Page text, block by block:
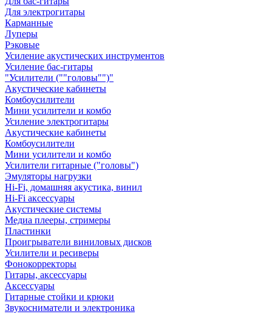
Для электрогитары
Карманные
Луперы
Рэковые
Усиление акустических инструментов
Усиление бас-гитары
"Усилители (""головы"")"
Акустические кабинеты
Комбоусилители
Мини усилители и комбо
Усиление электрогитары
Акустические кабинеты
Комбоусилители
Мини усилители и комбо
Усилители гитарные ("головы")
Эмуляторы нагрузки
Hi-Fi, домашняя акустика, винил
Hi-Fi аксессуары
Акустические системы
Медиа плееры, стримеры
Пластинки
Проигрыватели виниловых дисков
Усилители и ресиверы
Фонокорректоры
Гитары, аксессуары
Аксессуары
Гитарные стойки и крюки
Звукосниматели и электроника